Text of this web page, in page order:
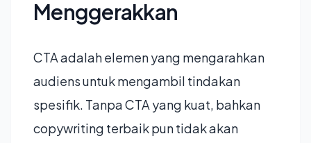
Menggerakkan
CTA adalah elemen yang mengarahkan
audiens untuk mengambil tindakan
spesifik. Tanpa CTA yang kuat, bahkan
copywriting terbaik pun tidak akan